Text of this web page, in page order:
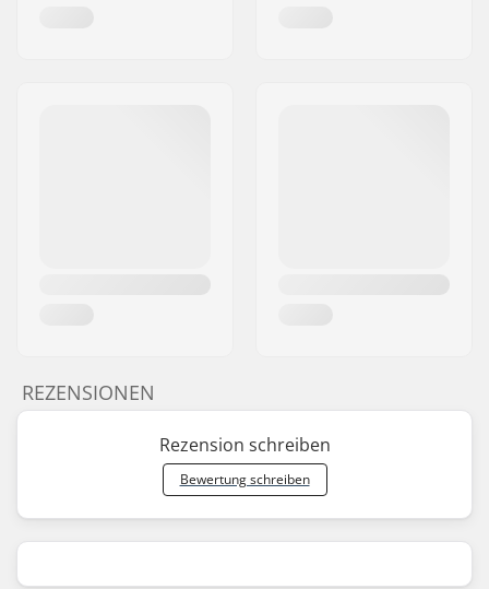
REZENSIONEN
Rezension schreiben
Bewertung schreiben